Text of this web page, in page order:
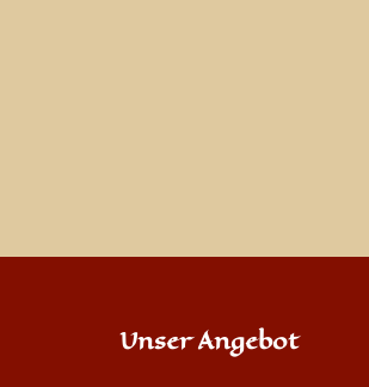
Unser Angebot